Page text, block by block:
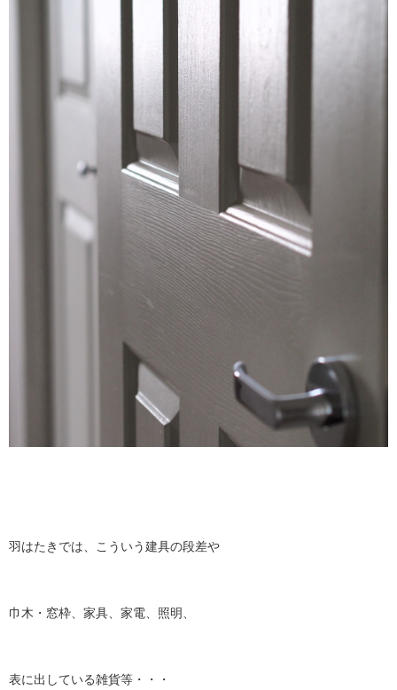
羽はたきでは、こういう建具の段差や
巾木・窓枠、家具、家電、照明、
表に出している雑貨等・・・